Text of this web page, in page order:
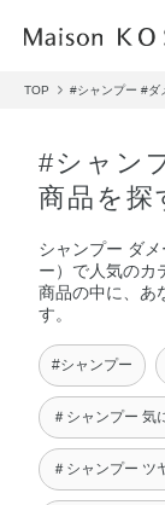
TOP #シャンプー #ダ
#シャン
商品を探
シャンプー ダ
ー）で人気のカ
商品の中に、あ
す。
#シャンプー
＃シャンプー 気
＃シャンプー ツ